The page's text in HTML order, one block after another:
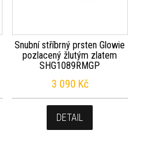
Snubní stříbrný prsten Glowie
pozlacený žlutým zlatem
SHG1089RMGP
3 090 Kč
DETAIL